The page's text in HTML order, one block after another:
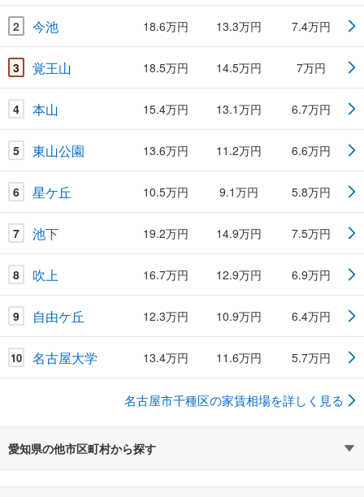
2 今池 18.6万円 13.3万円 7.4万円
3 覚王山 18.5万円 14.5万円 7万円
4 本山 15.4万円 13.1万円 6.7万円
5 東山公園 13.6万円 11.2万円 6.6万円
6 星ケ丘 10.5万円 9.1万円 5.8万円
7 池下 19.2万円 14.9万円 7.5万円
8 吹上 16.7万円 12.9万円 6.9万円
9 自由ケ丘 12.3万円 10.9万円 6.4万円
10 名古屋大学 13.4万円 11.6万円 5.7万円
名古屋市千種区の家賃相場を詳しく見る
愛知県の他市区町村から探す